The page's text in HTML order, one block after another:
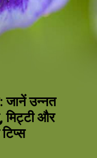
जानें उन्नत
और